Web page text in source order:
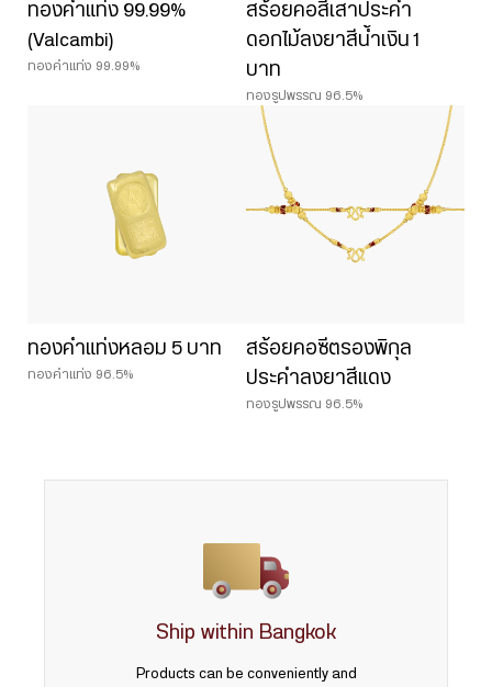
ทองคำแท่ง 99.99%
(Valcambi)
ทองคำแท่ง 99.99%
สร้อยคอสี่เสาประคำ
ดอกไม้ลงยาสีน้ำเงิน 1
บาท
ทองรูปพรรณ 96.5%
ทองคำแท่งหลอม 5 บาท
ทองคำแท่ง 96.5%
สร้อยคอซีตรองพิกุล
ประคำลงยาสีแดง
ทองรูปพรรณ 96.5%
Ship within Bangkok
Products can be conveniently and